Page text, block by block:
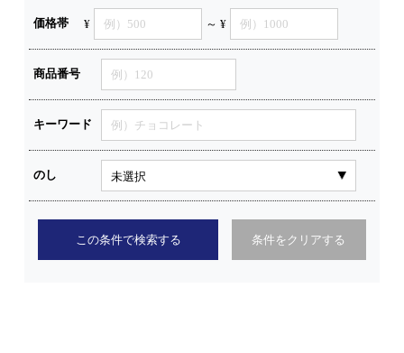
価格帯 ¥ ～ ¥
商品番号
キーワード
のし
この条件で検索する 条件をクリアする